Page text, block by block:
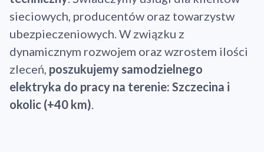
sieciowych, producentów oraz towarzystw
ubezpieczeniowych. W związku z
dynamicznym rozwojem oraz wzrostem ilości
zleceń, poszukujemy samodzielnego
elektryka do pracy na terenie: Szczecina i
okolic (+40 km).